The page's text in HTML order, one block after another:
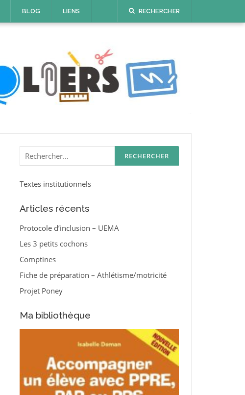
BLOG LIENS RECHERCHER
Rechercher :
Textes institutionnels
Articles récents
Protocole d’inclusion – UEMA
Les 3 petits cochons
Comptines
Fiche de préparation – Athlétisme/motricité
Projet Poney
Ma bibliothèque